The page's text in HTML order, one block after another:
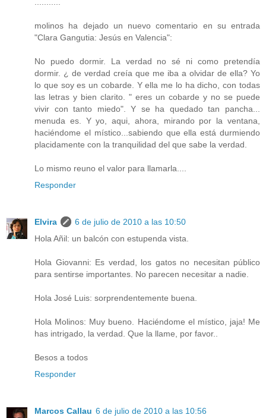
molinos ha dejado un nuevo comentario en su entrada
"Clara Gangutia: Jesús en Valencia":
No puedo dormir. La verdad no sé ni como pretendía
dormir. ¿ de verdad creía que me iba a olvidar de ella? Yo
lo que soy es un cobarde. Y ella me lo ha dicho, con todas
las letras y bien clarito. " eres un cobarde y no se puede
vivir con tanto miedo". Y se ha quedado tan pancha...
menuda es. Y yo, aqui, ahora, mirando por la ventana,
haciéndome el místico...sabiendo que ella está durmiendo
placidamente con la tranquilidad del que sabe la verdad.
Lo mismo reuno el valor para llamarla....
Responder
Elvira
6 de julio de 2010 a las 10:50
Hola Añil: un balcón con estupenda vista.
Hola Giovanni: Es verdad, los gatos no necesitan público
para sentirse importantes. No parecen necesitar a nadie.
Hola José Luis: sorprendentemente buena.
Hola Molinos: Muy bueno. Haciéndome el místico, jaja! Me
has intrigado, la verdad. Que la llame, por favor..
Besos a todos
Responder
Marcos Callau 6 de julio de 2010 a las 10:56